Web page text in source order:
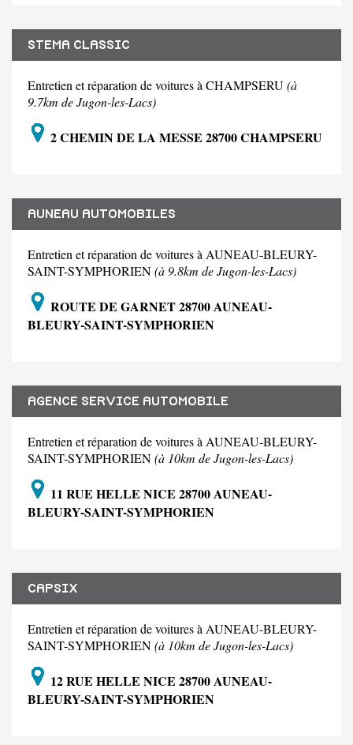
STEMA CLASSIC
Entretien et réparation de voitures à CHAMPSERU(à
9.7km de Jugon-les-Lacs)
2 CHEMIN DE LA MESSE 28700 CHAMPSERU
AUNEAU AUTOMOBILES
Entretien et réparation de voitures à AUNEAU-BLEURY-
SAINT-SYMPHORIEN(à 9.8km de Jugon-les-Lacs)
ROUTE DE GARNET 28700 AUNEAU-
BLEURY-SAINT-SYMPHORIEN
AGENCE SERVICE AUTOMOBILE
Entretien et réparation de voitures à AUNEAU-BLEURY-
SAINT-SYMPHORIEN(à 10km de Jugon-les-Lacs)
11 RUE HELLE NICE 28700 AUNEAU-
BLEURY-SAINT-SYMPHORIEN
CAPSIX
Entretien et réparation de voitures à AUNEAU-BLEURY-
SAINT-SYMPHORIEN(à 10km de Jugon-les-Lacs)
12 RUE HELLE NICE 28700 AUNEAU-
BLEURY-SAINT-SYMPHORIEN